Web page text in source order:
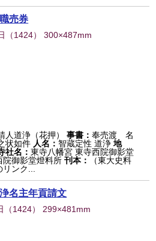
売券
（1424） 300×487mm
人道浄（花押） 事書：奉売渡 名
状如件 人名：智蔵定性 道浄 地
社名：東寺八幡宮 東寺西院御影堂
院御影堂燈料所 刊本：
（東大史料
ンク...
名主年貢請文
（1424） 299×481mm